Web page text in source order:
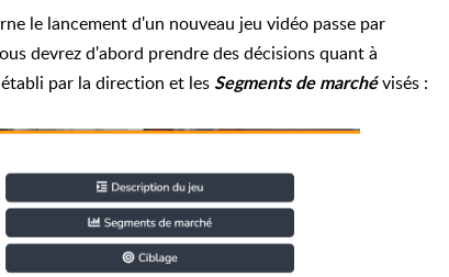
le lancement d'un nouveau jeu vidéo passe par
devrez d'abord prendre des décisions quant à
établi par la direction et les Segments de marchévisés :